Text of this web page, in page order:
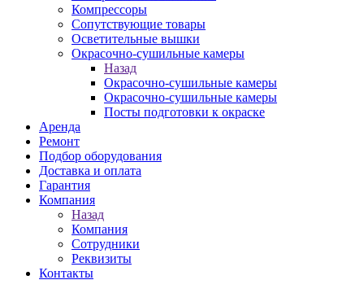
Компрессоры
Сопутствующие товары
Осветительные вышки
Окрасочно-сушильные камеры
Назад
Окрасочно-сушильные камеры
Окрасочно-сушильные камеры
Посты подготовки к окраске
Аренда
Ремонт
Подбор оборудования
Доставка и оплата
Гарантия
Компания
Назад
Компания
Сотрудники
Реквизиты
Контакты